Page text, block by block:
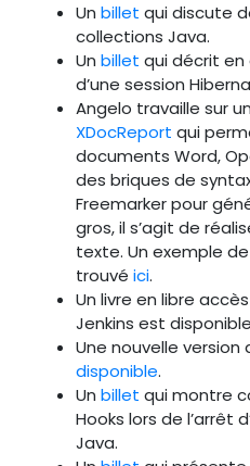
Un billet qui discute
collections Java.
Un billet qui décrit
d’une session
Angelo travaille sur
XDocReport qui
documents Word,
des briques de
Freemarker pour
gros, il s’agit de
texte. Un exemple
trouvé ici.
Un livre en libre
Jenkins est
Une nouvelle
disponible.
Un billet qui montre
Hooks lors de l’arrêt
Java.